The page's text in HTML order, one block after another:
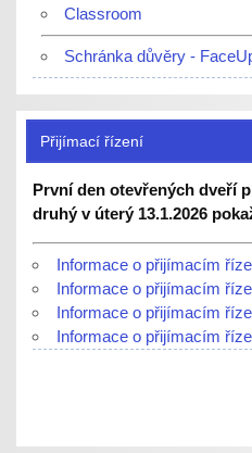
Classroom
Schránka důvěry -
Přijímací řízení
První den otevřených dveří
druhý v úterý 13.1.2026
Informace o přijímacím
Informace o přijímacím
Informace o přijímacím
Informace o přijímacím